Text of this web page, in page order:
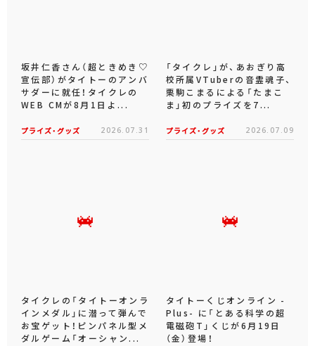
坂井仁香さん（超ときめき♡
宣伝部）がタイトーのアンバ
サダーに就任！タイクレの
WEB CMが8月1日よ...
プライズ・グッズ 2026.07.31
「タイクレ」が、あおぎり高
校所属VTuberの音霊魂子、
栗駒こまるによる「たまこ
ま」初のプライズを7...
プライズ・グッズ 2026.07.09
タイクレの「タイトーオンラ
インメダル」に潜って弾んで
お宝ゲット！ピンパネル型メ
ダルゲーム「オーシャン...
タイトーくじオンライン -
Plus- に「とある科学の超
電磁砲T」くじが6月19日
（金）登場！